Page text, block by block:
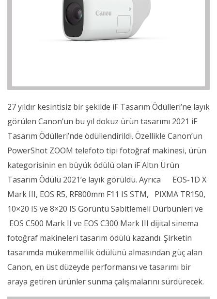
27 yıldır kesintisiz bir şekilde iF Tasarım Ödülleri’ne layık
görülen Canon’un bu yıl dokuz ürün tasarımı 2021 iF
Tasarım Ödülleri’nde ödüllendirildi. Özellikle Canon’un
PowerShot ZOOM telefoto tipi fotoğraf makinesi, ürün
kategorisinin en büyük ödülü olan iF Altın Ürün
Tasarım Ödülü 2021’e layık görüldü. Ayrıca EOS-1D X
Mark III, EOS R5, RF800mm F11 IS STM, PIXMA TR150,
10×20 IS ve 8×20 IS Görüntü Sabitlemeli Dürbünleri ve
EOS C500 Mark II ve EOS C300 Mark III dijital sinema
fotoğraf makineleri tasarım ödülü kazandı. Şirketin
tasarımda mükemmellik ödülünü almasından güç alan
Canon, en üst düzeyde performansı ve tasarımı bir
araya getiren ürünler sunma çalışmalarını sürdürecek.